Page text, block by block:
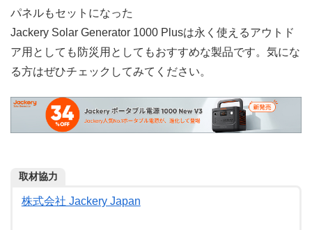
パネルもセットになった
Jackery Solar Generator 1000 Plusは永く使えるアウトド
ア用としても防災用としてもおすすめな製品です。気にな
る方はぜひチェックしてみてください。
取材協力
株式会社 Jackery Japan